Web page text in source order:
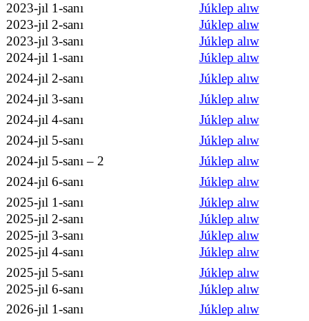
2023-jıl 1-sanı
Júklep alıw
2023-jıl 2-sanı
Júklep alıw
2023-jıl 3-sanı
Júklep alıw
2024-jıl 1-sanı
Júklep alıw
2024-jıl 2-sanı
Júklep alıw
2024-jıl 3-sanı
Júklep alıw
2024-jıl 4-sanı
Júklep alıw
2024-jıl 5-sanı
Júklep alıw
2024-jıl 5-sanı – 2
Júklep alıw
2024-jıl 6-sanı
Júklep alıw
2025-jıl 1-sanı
Júklep alıw
2025-jıl 2-sanı
Júklep alıw
2025-jıl 3-sanı
Júklep alıw
2025-jıl 4-sanı
Júklep alıw
2025-jıl 5-sanı
Júklep alıw
2025-jıl 6-sanı
Júklep alıw
2026-jıl 1-sanı
Júklep alıw